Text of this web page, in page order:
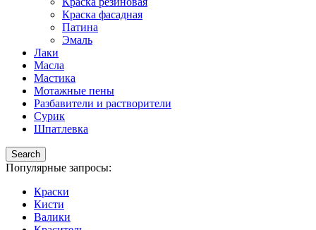
Краска фасадная
Патина
Эмаль
Лаки
Масла
Мастика
Мотажные пены
Разбавители и растворители
Сурик
Шпатлевка
Search
Популярные запросы:
Краски
Кисти
Валики